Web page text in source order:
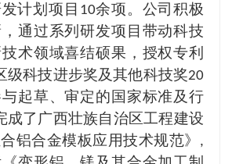
计划项目 10余项。公司积极
通过系列研发项目带动科技
术领域喜结硕果，授权专利
级科技进步奖及其他科技奖20
起草、审定的国家标准及行
成了广西壮族自治区工程建设
铝合金模板应用技术规范》
,